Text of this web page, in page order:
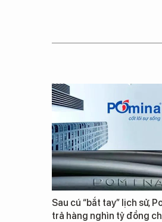
Sau cú “bắt tay” lịch sử,
trả hàng nghìn tỷ đồng